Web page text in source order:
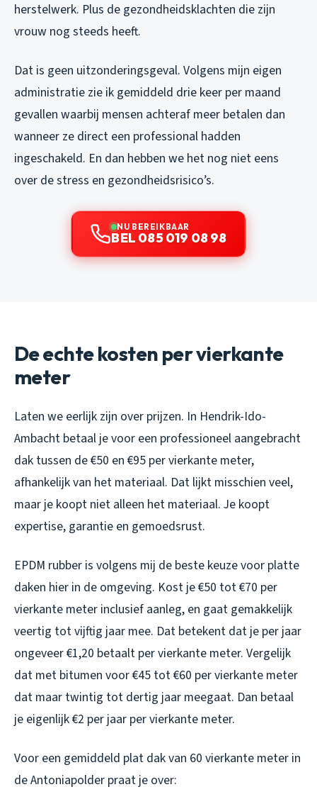
herstelwerk. Plus de gezondheidsklachten die zijn
vrouw nog steeds heeft.
Dat is geen uitzonderingsgeval. Volgens mijn eigen
administratie zie ik gemiddeld drie keer per maand
gevallen waarbij mensen achteraf meer betalen dan
wanneer ze direct een professional hadden
ingeschakeld. En dan hebben we het nog niet eens
over de stress en gezondheidsrisico’s.
NU BEREIKBAAR
BEL 085 019 08 98
De echte kosten per vierkante
meter
Laten we eerlijk zijn over prijzen. In Hendrik-Ido-
Ambacht betaal je voor een professioneel aangebracht
dak tussen de €50 en €95 per vierkante meter,
afhankelijk van het materiaal. Dat lijkt misschien veel,
maar je koopt niet alleen het materiaal. Je koopt
expertise, garantie en gemoedsrust.
EPDM rubber is volgens mij de beste keuze voor platte
daken hier in de omgeving. Kost je €50 tot €70 per
vierkante meter inclusief aanleg, en gaat gemakkelijk
veertig tot vijftig jaar mee. Dat betekent dat je per jaar
ongeveer €1,20 betaalt per vierkante meter. Vergelijk
dat met bitumen voor €45 tot €60 per vierkante meter
dat maar twintig tot dertig jaar meegaat. Dan betaal
je eigenlijk €2 per jaar per vierkante meter.
Voor een gemiddeld plat dak van 60 vierkante meter in
de Antoniapolder praat je over: